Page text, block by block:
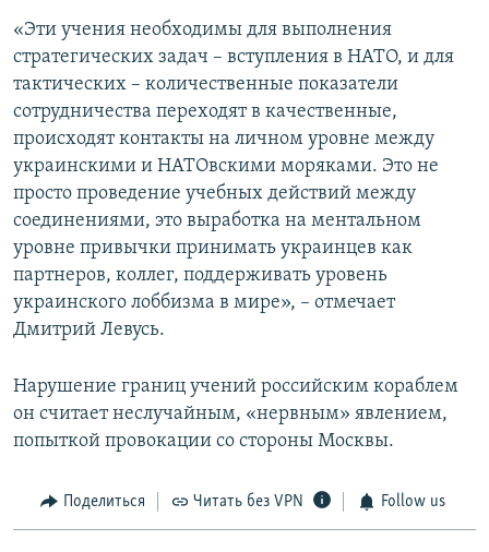
«Эти учения необходимы для выполнения
стратегических задач – вступления в НАТО, и для
тактических – количественные показатели
сотрудничества переходят в качественные,
происходят контакты на личном уровне между
украинскими и НАТОвскими моряками. Это не
просто проведение учебных действий между
соединениями, это выработка на ментальном
уровне привычки принимать украинцев как
партнеров, коллег, поддерживать уровень
украинского лоббизма в мире», – отмечает
Дмитрий Левусь.
Нарушение границ учений российским кораблем
он считает неслучайным, «нервным» явлением,
попыткой провокации со стороны Москвы.
Поделиться Читать без VPN Follow us